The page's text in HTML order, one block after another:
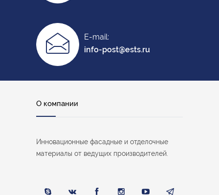
E-mail:
info-post@ests.ru
О компании
Инновационные фасадные и отделочные
материалы от ведущих производителей.